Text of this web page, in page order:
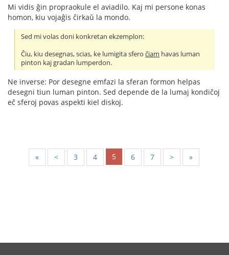
Mi vidis ĝin propraokule el aviadilo. Kaj mi persone konas
homon, kiu vojaĝis ĉirkaŭ la mondo.
Sed mi volas doni konkretan ekzemplon:
Ĉiu, kiu desegnas, scias, ke lumigita sferoĉiam havas luman
pinton kaj gradan lumperdon.
Ne inverse: Por desegne emfazi la sferan formon helpas
desegni tiun luman pinton. Sed depende de la lumaj kondiĉoj
eĉ sferoj povas aspekti kiel diskoj.
« < 3 4 5 6 7 > »